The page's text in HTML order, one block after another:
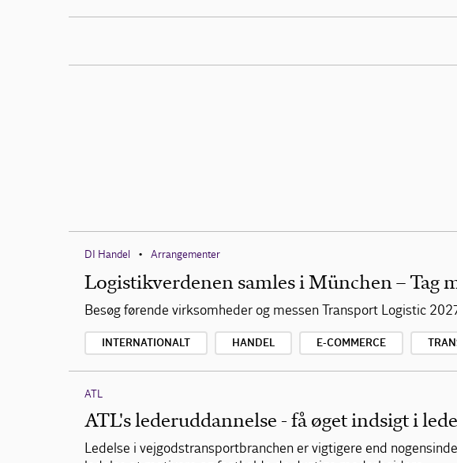
DI Handel • Arrangementer
Logistikverdenen samles i München – Tag
Besøg førende virksomheder og messen Transport Logistic
INTERNATIONALT HANDEL E-COMMERCE
ATL
ATL's lederuddannelse - få øget indsigt i
Ledelse i vejgodstransportbranchen er vigtigere end